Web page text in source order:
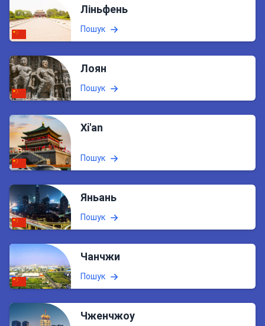
Ліньфень
Пошук
Лоян
Пошук
Xi'an
Пошук
Яньань
Пошук
Чанчжи
Пошук
Чженчжоу